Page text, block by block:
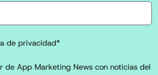
de privacidad*
de App Marketing News con noticias del